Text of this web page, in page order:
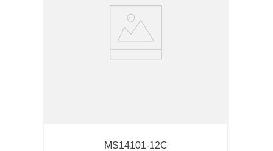
MS14101-12C